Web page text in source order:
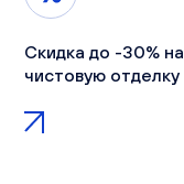
Скидка до -30% на
чистовую отделку